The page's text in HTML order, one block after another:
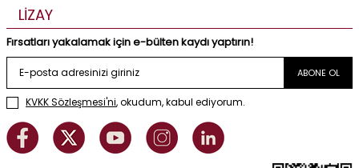
LİZAY
Fırsatları yakalamak için e-bülten kaydı yaptırın!
ABONE OL
KVKK Sözleşmesi'ni, okudum, kabul ediyorum.